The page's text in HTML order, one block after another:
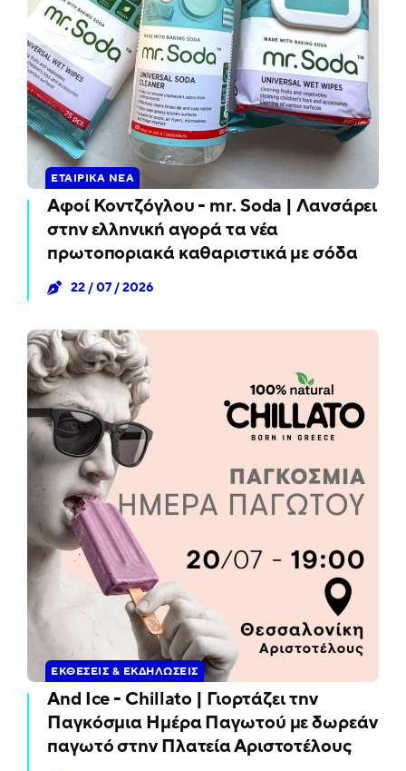
ΕΤΑΙΡΙΚΆ ΝΈΑ
Αφοί Κοντζόγλου - mr. Soda | Λανσάρει
στην ελληνική αγορά τα νέα
πρωτοποριακά καθαριστικά με σόδα
22 / 07 / 2026
ΕΚΘΈΣΕΙΣ & ΕΚΔΗΛΏΣΕΙΣ
And Ice - Chillato | Γιορτάζει την
Παγκόσμια Ημέρα Παγωτού με δωρεάν
παγωτό στην Πλατεία Αριστοτέλους